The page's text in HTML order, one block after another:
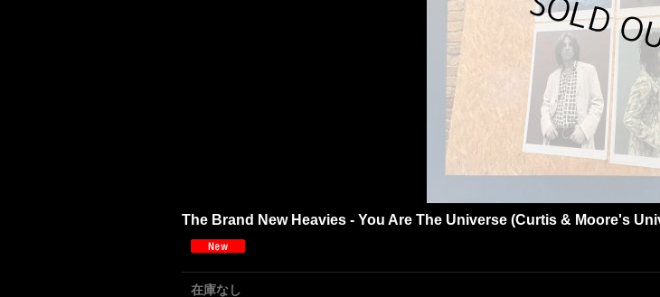
The Brand New Heavies - You Are The Universe (Curtis & Moore's
在庫なし